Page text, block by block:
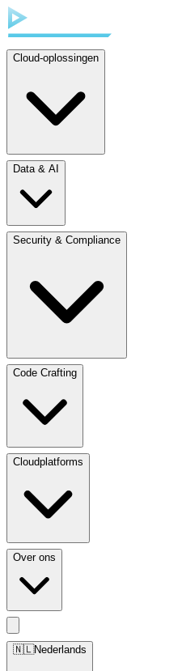
Cloud-oplossingen
Data & AI
Security & Compliance
Code Crafting
Cloudplatforms
Over ons
🇳🇱Nederlands